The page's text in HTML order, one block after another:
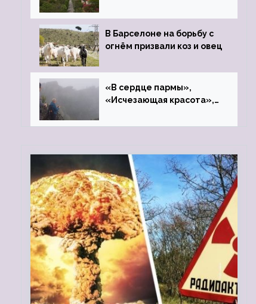
завода
В Барселоне на борьбу с
огнём призвали коз и овец
«В сердце пармы»,
«Исчезающая красота»,